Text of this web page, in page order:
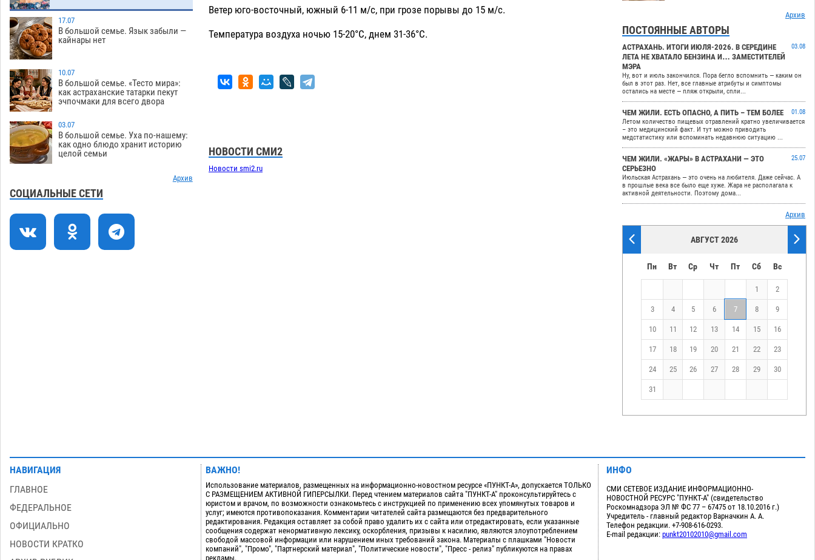
13:50
Мэрия Астрахани переводит городские
зеленые зоны на автоматический
полив
06.08 287
13:13
Скончался второй ребенок после
пожара в Астрахани
12:49
Астраханские гандболисты с крупной
победы стартовали на Всероссийской
12:16
В астраханском селе невестка
изрешетила машину свекрови
11:45
Астраханские приставы выдворили 12
Шереметьево
11:08
Как астраханцы назвали своих детей в
июле
17.07
В большой семье. Язык забыли —
кайнары нет
10.07
В большой семье. «Тесто мира»:
как астраханские татарки пекут
эчпочмаки для всего двора
03.07
В большой семье. Уха по-нашему:
как одно блюдо хранит историю
целой семьи
Архив
СОЦИАЛЬНЫЕ СЕТИ
Ветер юго-восточный, южный 6-11 м/с, при грозе порывы до 15 м/с.
Температура воздуха ночью 15-20°С, днем 31-36°С.
НОВОСТИ СМИ2
Новости smi2.ru
Архив
ПОСТОЯННЫЕ АВТОРЫ
АСТРАХАНЬ. ИТОГИ ИЮЛЯ-2026. В СЕРЕДИНЕ
ЛЕТА НЕ ХВАТАЛО БЕНЗИНА И… ЗАМЕСТИТЕЛЕЙ
МЭРА
03.08
Ну, вот и июль закончился. Пора бегло вспомнить — каким он
был в этот раз. Нет, все главные атрибуты и симптомы
остались на месте — пляж открыли, спли...
ЧЕМ ЖИЛИ. ЕСТЬ ОПАСНО, А ПИТЬ – ТЕМ БОЛЕЕ
01.08
Летом количество пищевых отравлений кратно увеличивается
– это медицинский факт. И тут можно приводить
медстатистику или вспоминать недавнюю ситуацию ...
ЧЕМ ЖИЛИ. «ЖАРЫ» В АСТРАХАНИ — ЭТО
СЕРЬЕЗНО
25.07
Июльская Астрахань — это очень на любителя. Даже сейчас. А
в прошлые века все было еще хуже. Жара не располагала к
активной деятельности. Поэтому дома...
Архив
АВГУСТ 2026
Пн Вт Ср Чт Пт Сб Вс
1 2
3 4 5 6 7 8 9
10 11 12 13 14 15 16
17 18 19 20 21 22 23
24 25 26 27 28 29 30
31
НАВИГАЦИЯ
ГЛАВНОЕ
ФЕДЕРАЛЬНОЕ
ОФИЦИАЛЬНО
НОВОСТИ КРАТКО
ВАЖНО!
Использование материалов, размещенных на информационно-новостном ресурсе «ПУНКТ-А», допускается ТОЛЬКО
С РАЗМЕЩЕНИЕМ АКТИВНОЙ ГИПЕРСЫЛКИ. Перед чтением материалов сайта "ПУНКТ-А" проконсультируйтесь с
юристом и врачом, по возможности ознакомьтесь с инструкцией по применению всех упомянутых товаров и
услуг; имеются противопоказания. Комментарии читателей сайта размещаются без предварительного
редактирования. Редакция оставляет за собой право удалить их с сайта или отредактировать, если указанные
сообщения содержат ненормативную лексику, оскорбления, призывы к насилию, являются злоупотреблением
свободой массовой информации или нарушением иных требований закона. Материалы с плашками "Новости
компаний", "Промо", "Партнерский материал", "Политические новости", "Пресс - релиз" публикуются на правах
рекламы.
ИНФО
СМИ СЕТЕВОЕ ИЗДАНИЕ ИНФОРМАЦИОННО-
НОВОСТНОЙ РЕСУРС "ПУНКТ-А" (свидетельство
Роскомнадзора ЭЛ № ФС 77 – 67475 от 18.10.2016 г.)
Учредитель - главный редактор Варначкин А. А.
Телефон редакции. +7-908-616-0293.
E-mail редакции: punkt20102010@gmail.com